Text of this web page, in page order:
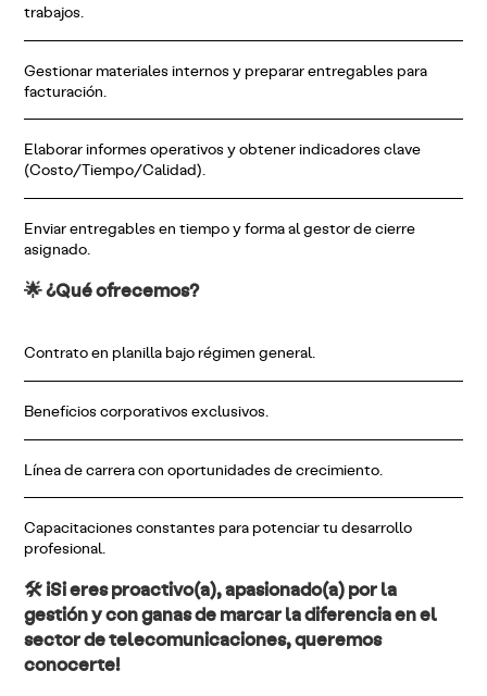
trabajos.
Gestionar materiales internos y preparar entregables para
facturación.
Elaborar informes operativos y obtener indicadores clave
(Costo/Tiempo/Calidad).
Enviar entregables en tiempo y forma al gestor de cierre
asignado.
🌟¿Qué ofrecemos?
Contrato en planilla bajo régimen general.
Beneficios corporativos exclusivos.
Línea de carrera con oportunidades de crecimiento.
Capacitaciones constantes para potenciar tu desarrollo
profesional.
🛠️¡Si eres proactivo(a), apasionado(a) por la
gestión y con ganas de marcar la diferencia en el
sector de telecomunicaciones, queremos
conocerte!